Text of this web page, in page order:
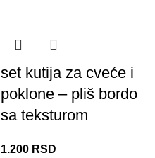
set kutija za cveće i
poklone – pliš bordo
sa teksturom
1.200 RSD